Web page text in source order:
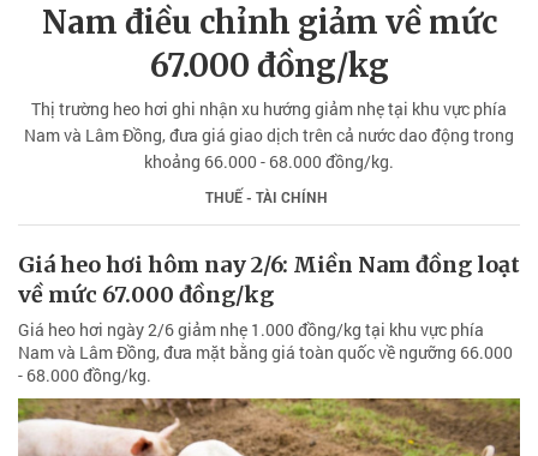
Nam điều chỉnh giảm về mức
67.000 đồng/kg
Thị trường heo hơi ghi nhận xu hướng giảm nhẹ tại khu vực phía
Nam và Lâm Đồng, đưa giá giao dịch trên cả nước dao động trong
khoảng 66.000 - 68.000 đồng/kg.
THUẾ - TÀI CHÍNH
Giá heo hơi hôm nay 2/6: Miền Nam đồng loạt
về mức 67.000 đồng/kg
Giá heo hơi ngày 2/6 giảm nhẹ 1.000 đồng/kg tại khu vực phía
Nam và Lâm Đồng, đưa mặt bằng giá toàn quốc về ngưỡng 66.000
- 68.000 đồng/kg.